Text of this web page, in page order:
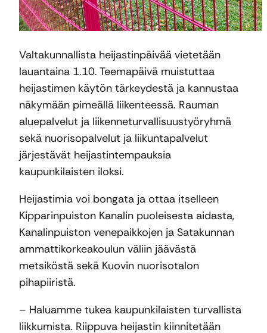
Valtakunnallista heijastinpäivää vietetään
lauantaina 1.10. Teemapäivä muistuttaa
heijastimen käytön tärkeydestä ja kannustaa
näkymään pimeällä liikenteessä. Rauman
aluepalvelut ja liikenneturvallisuustyöryhmä
sekä nuorisopalvelut ja liikuntapalvelut
järjestävät heijastintempauksia
kaupunkilaisten iloksi.
Heijastimia voi bongata ja ottaa itselleen
Kipparinpuiston Kanalin puoleisesta aidasta,
Kanalinpuiston venepaikkojen ja Satakunnan
ammattikorkeakoulun väliin jäävästä
metsiköstä sekä Kuovin nuorisotalon
pihapiiristä.
– Haluamme tukea kaupunkilaisten turvallista
liikkumista. Riippuva heijastin kiinnitetään